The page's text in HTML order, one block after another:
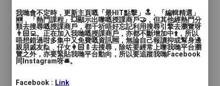
♥️試堂優惠$100 二人同行$150、租場$99起
✨
Novel Yoga 🌳
🧘🏼‍♀️ 首次試堂優惠$100
👩🏼‍🤝‍👩🏻 二人同行只需要$150‼️
我哋會不定時，更新主頁嘅「最HIT點擊」🔝﹑「編輯精選」
🆕﹑「熱門課程」💥顯示出嚟嘅授課商戶🤝，但其他經熱門分
類去搜尋嘅授課商戶，都千祈唔好忘記利用搜尋引擎去瀏覽呀
👨🏻‍💻。正在加入我哋嘅授課商戶，亦都不斷增加中⬆️，所以
唔想錯過咁多集中又免費嘅資訊🆓，無論自己報讀抑或幫身邊
親朋戚友🙋﹑仔女👩🏻‍🍼去搜尋，除咗要經常上嚟我哋平台瀏
覽之外，亦要緊貼我哋平台動向，所以要追蹤我哋Facebook
同Instagram呀🛎️。
Facebook : Link